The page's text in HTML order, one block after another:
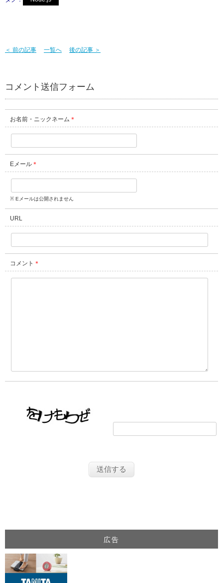
＜ 前の記事 一覧へ 後の記事 ＞
コメント送信フォーム
お名前・ニックネーム ＊
Eメール ＊
※ Eメールは公開されません
URL
コメント ＊
広告